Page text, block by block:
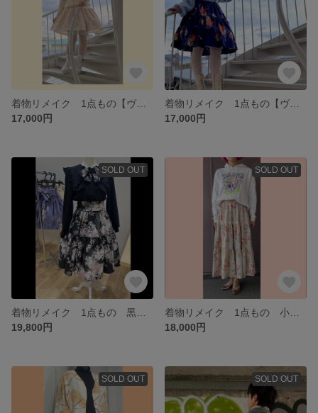
17,000円
17,000円
SOLD OUT
19,800円
SOLD OUT
18,000円
SOLD OUT SOLD OUT